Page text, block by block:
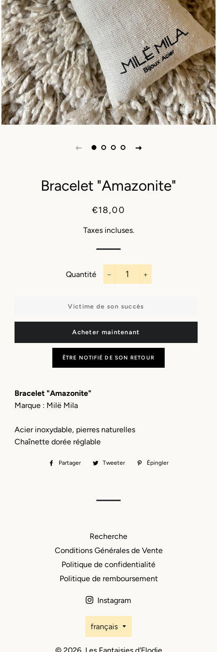
Bracelet "Amazonite"
Prix
Prix
€18,00
Taxes incluses.
Quantité
−
+
Victime de son succès
Acheter maintenant
ÊTRE NOTIFIÉ DE SON RETOUR
Bracelet "Amazonite"
Marque : Milë Mila
Acier inoxydable, pierres naturelles
Chaînette dorée réglable
Partager
PartagerTweeter
TweeterÉpingler
Recherche
Conditions Générales de Vente
Politique de confidentialité
Politique de remboursement
Instagram
Langue
français